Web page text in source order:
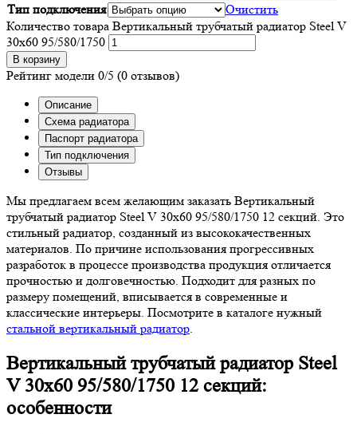
Тип подключения
Очистить
Количество товара Вертикальный трубчатый радиатор Steel V
30х60 95/580/1750
В корзину
Рейтинг модели 0/5 (0 отзывов)
Описание
Схема радиатора
Паспорт радиатора
Тип подключения
Отзывы
Мы предлагаем всем желающим заказать Вертикальный
трубчатый радиатор Steel V 30х60 95/580/1750 12 секций. Это
стильный радиатор, созданный из высококачественных
материалов. По причине использования прогрессивных
разработок в процессе производства продукция отличается
прочностью и долговечностью. Подходит для разных по
размеру помещений, вписывается в современные и
классические интерьеры. Посмотрите в каталоге нужный
стальной вертикальный радиатор
Вертикальный трубчатый радиатор Steel
V 30х60 95/580/1750 12 секций:
особенности